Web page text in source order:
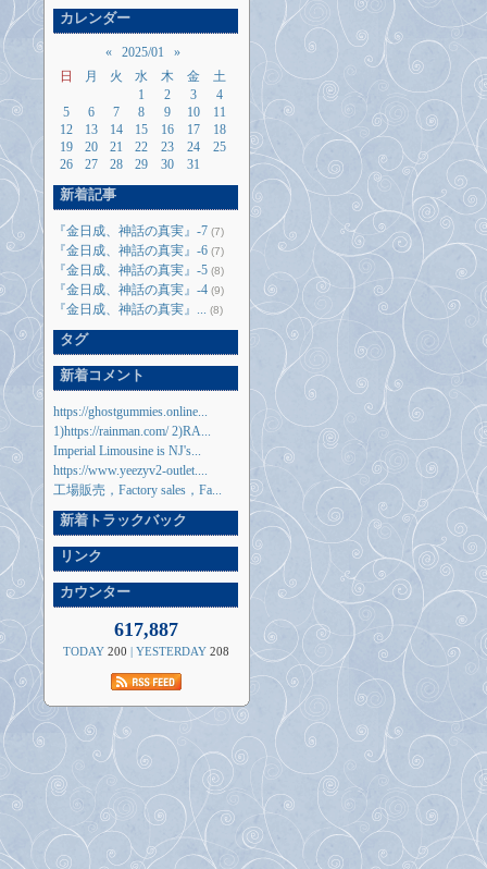
カレンダー
« 2025/01
»
日
月 火 水 木 金
土
1
2 3
4
5
6 7 8 9 10
11
12
13 14 15 16 17
18
19
20 21 22 23 24
25
26
27 28 29 30 31
新着記事
『金日成、神話の真実』-7 (7)
『金日成、神話の真実』-6 (7)
『金日成、神話の真実』-5 (8)
『金日成、神話の真実』-4 (9)
『金日成、神話の真実』... (8)
タグ
新着コメント
https://ghostgummies.online...
1)https://rainman.com/ 2)RA...
Imperial Limousine is NJ's...
https://www.yeezyv2-outlet....
工場販売，Factory sales，Fa...
新着トラックバック
リンク
カウンター
617,887
TODAY 200 | YESTERDAY 208